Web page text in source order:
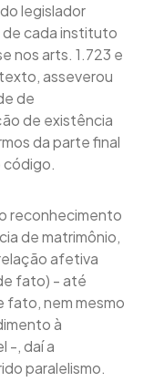
legislador
de cada instituto
nos arts. 1.723 e
asseverou
de
de existência
da parte final
código.
reconhecimento
de matrimônio,
afetiva
fato) - até
fato, nem mesmo
à
-, daí a
paralelismo.